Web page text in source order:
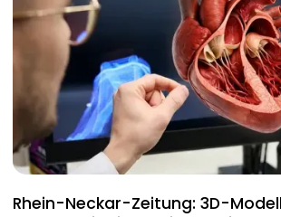
Rhein-Neckar-Zeitung: 3D-